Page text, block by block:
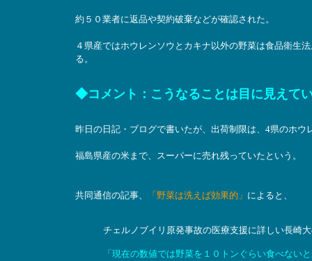
約５０業者に返品や契約破棄などが確認された。
４県産ではホウレンソウとカキナ以外の野菜は食品衛生
る。
◆コメント：こうなることは目に見えて
昨日の日記・ブログで書いたが、出荷制限は、4県のホウ
福島県産の米まで、スーパーに売れ残っていたという。
共同通信の記事、 「野菜は洗えば効果的」 によると、
チェルノブイリ原発事故の医療支援に詳しい長崎
「現在の数値では野菜を１０トンぐらい食べない